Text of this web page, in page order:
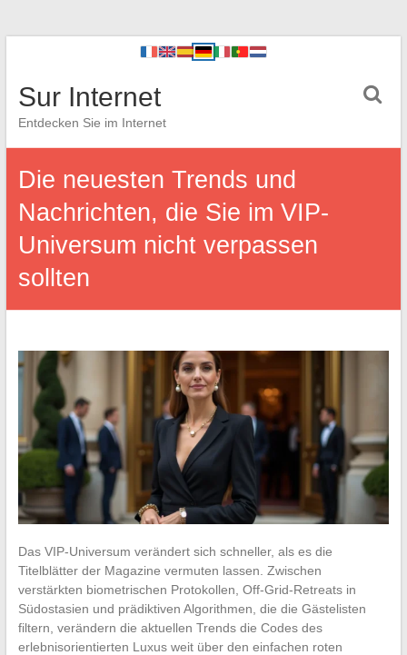
Sur Internet
Entdecken Sie im Internet
Die neuesten Trends und
Nachrichten, die Sie im VIP-
Universum nicht verpassen
sollten
Das VIP-Universum verändert sich schneller, als es die
Titelblätter der Magazine vermuten lassen. Zwischen
verstärkten biometrischen Protokollen, Off-Grid-Retreats in
Südostasien und prädiktiven Algorithmen, die die Gästelisten
filtern, verändern die aktuellen Trends die Codes des
erlebnisorientierten Luxus weit über den einfachen roten